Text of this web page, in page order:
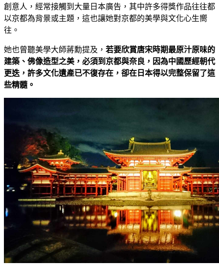
創意人，經常接觸到大量日本廣告，其中許多得獎作品往往都
以京都為背景或主題，這也讓她對京都的美學與文化心生嚮
往。
她也曾聽美學大師蔣勳提及， 若要欣賞唐宋時期最原汁原味的
建築、佛像造型之美，必須到京都與奈良，因為中國歷經朝代
更迭，許多文化遺產已不復存在，卻在日本得以完整保留了這
些精髓。